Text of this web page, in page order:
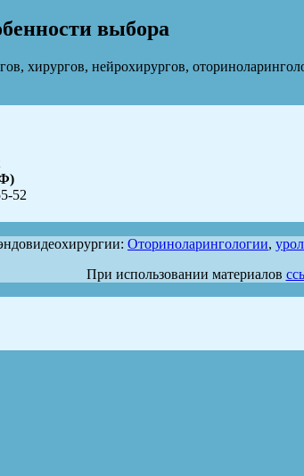
выбора
хирургов, нейрохирургов,
52
Оториноларингологии,
При использовании материалов